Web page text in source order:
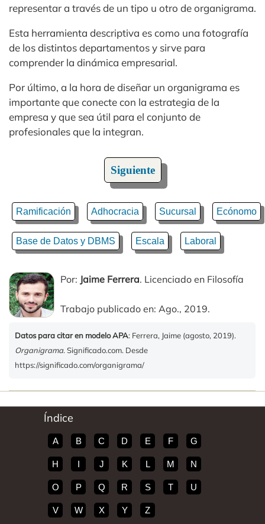
representar a través de un tipo u otro de organigrama.
Esta herramienta descriptiva es como una fotografía
de los distintos departamentos y sirve para
comprender la dinámica empresarial.
Por último, a la hora de diseñar un organigrama es
importante que conecte con la estrategia de la
empresa y que sea útil para el conjunto de
profesionales que la integran.
Siguiente
Ramificación Adhocracia Sucursal Ecónomo
Base de Datos y DBMS Escala Laboral
Por: Jaime Ferrera. Licenciado en Filosofía
Trabajo publicado en: Ago., 2019.
Datos para citar en modelo APA: Ferrera, Jaime (agosto, 2019).
Organigrama. Significado.com. Desde
https://significado.com/organigrama/
Índice
A B C D E F G
H I J K L M N
O P Q R S T U
V W X Y Z